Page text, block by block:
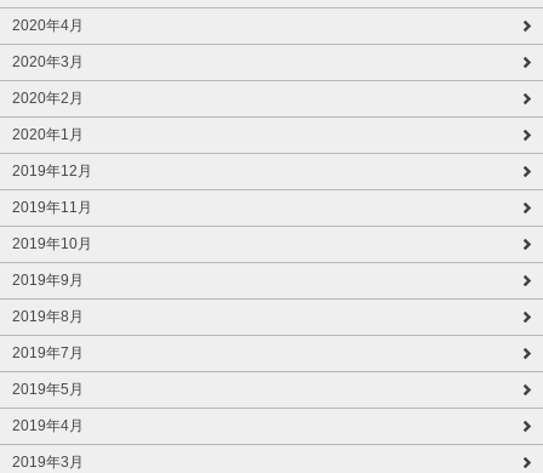
2020年4月
2020年3月
2020年2月
2020年1月
2019年12月
2019年11月
2019年10月
2019年9月
2019年8月
2019年7月
2019年5月
2019年4月
2019年3月